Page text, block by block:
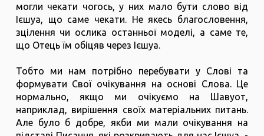
могли чекати чогось, у них мало бути слово від
Ієшуа, що саме чекати. Не якесь благословення,
зцілення чи ослика останньої моделі, а саме те,
що Отець їм обіцяв через Ієшуа.
Тобто ми нам потрібно перебувати у Слові та
формувати Свої очікування на основі Слова. Це
нормально, якщо ми очікуємо на Шавуот,
наприклад, вирішення своїх матеріальних питань.
Але було б добре, якби ми мали очікування на